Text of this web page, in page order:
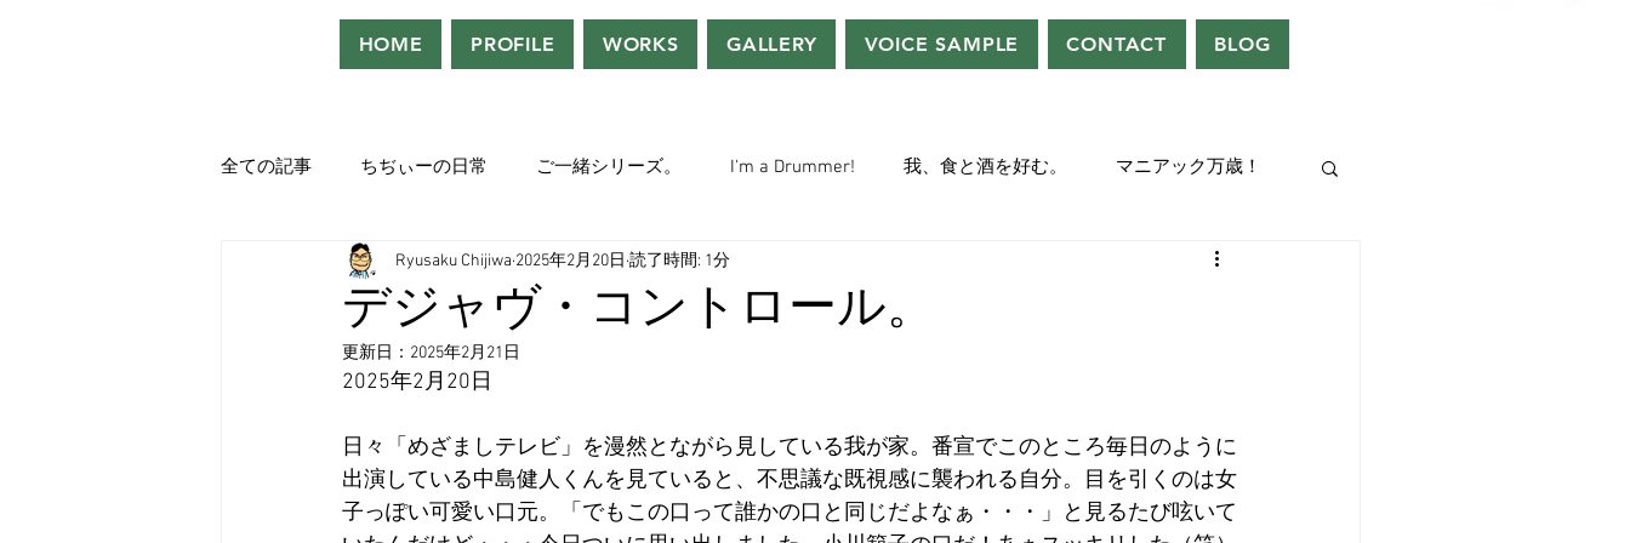
HOME PROFILE WORKS GALLERY VOICE SAMPLE CONTACT BLOG
全ての記事 ちぢぃーの日常 ご一緒シリーズ。 I'm a Drummer! 我、食と酒を好む。 マニアック万歳！
役者として、声優として。 ちぢぃー的VOWネタ。
吹き替えが好き！！ 「ウルトラ」の世界。
Saturdeay Scrapbook タツロー・マニア一年生。 ぬこ日記。 ＡＩ落書きシリーズ。
デジャヴ・コントロール。
Ryusaku Chijiwa 2025年2月20日 読了時間: 1分
更新日： 2025年2月21日
2025年2月20日
日々「めざましテレビ」を漫然とながら見している我が家。番宣でこのところ毎日のように
出演している中島健人くんを見ていると、不思議な既視感に襲われる自分。目を引くのは女
子っぽい可愛い口元。「でもこの口って誰かの口と同じだよなぁ・・・」と見るたび呟いて